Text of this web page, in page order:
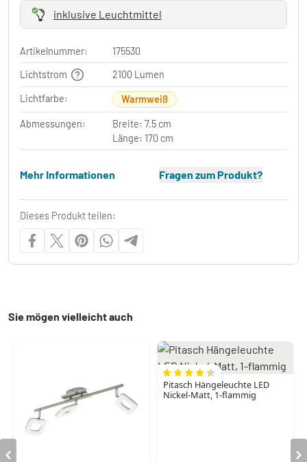
inklusive Leuchtmittel
Artikelnummer:
175530
Lichtstrom
2100 Lumen
Lichtfarbe: Warmweiß
Abmessungen:
Breite: 7.5 cm
Länge: 170 cm
Mehr Informationen Fragen zum Produkt?
Dieses Produkt teilen:
Sie mögen vielleicht auch
Pitasch Hängeleuchte LED
Nickel-Matt, 1-flammig